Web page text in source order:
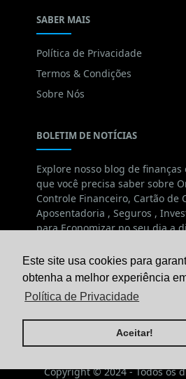
obtenha a melhor experiência
Aceitar!
SABER MAIS
Política de Privacidade
Termos & Condições
Sobre Nós
BOLETIM DE NOTÍCIAS
Explore nosso blog de
que você precisa saber sobre
Controle Financeiro, Cartão de
Aposentadoria , Seguros ,
para Economizar no seu dia a
começando agora ou quer
estamos aqui para ajudar com
valiosos.
Copyright © 2024 - Todos os